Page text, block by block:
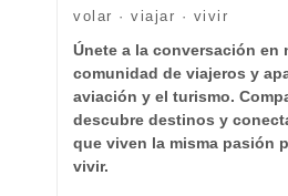
volar · viajar · vivir
Únete a la conversación en
comunidad de viajeros y
aviación y el turismo.
descubre destinos y
que viven la misma pasión
vivir.